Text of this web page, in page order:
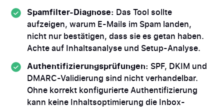
Spamfilter-Diagnose: Das Tool sollte
aufzeigen, warum E-Mails im Spam landen,
nicht nur bestätigen, dass sie es getan haben.
Achte auf Inhaltsanalyse und Setup-Analyse.
Authentifizierungsprüfungen: SPF, DKIM und
DMARC-Validierung sind nicht verhandelbar.
Ohne korrekt konfigurierte Authentifizierung
kann keine Inhaltsoptimierung die Inbox-